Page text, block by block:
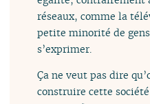
réseaux, comme la
petite minorité de
s’exprimer.
Ça ne veut pas dire
construire cette